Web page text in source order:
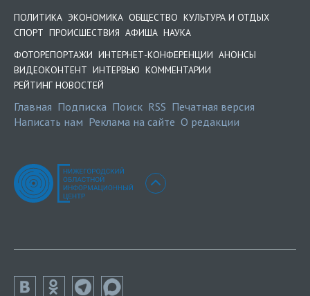
ПОЛИТИКА ЭКОНОМИКА ОБЩЕСТВО КУЛЬТУРА И ОТДЫХ
СПОРТ ПРОИСШЕСТВИЯ АФИША НАУКА
ФОТОРЕПОРТАЖИ ИНТЕРНЕТ-КОНФЕРЕНЦИИ АНОНСЫ
ВИДЕОКОНТЕНТ ИНТЕРВЬЮ КОММЕНТАРИИ
РЕЙТИНГ НОВОСТЕЙ
Главная Подписка Поиск RSS Печатная версия
Написать нам Реклама на сайте О редакции